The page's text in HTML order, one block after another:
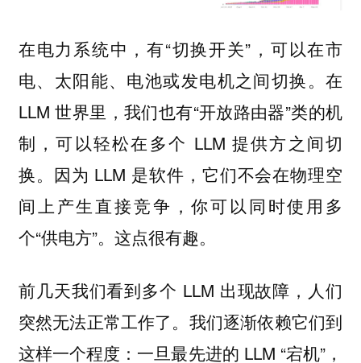
在电力系统中，有“切换开关”，可以在市
电、太阳能、电池或发电机之间切换。在
LLM 世界里，我们也有“开放路由器”类的机
制，可以轻松在多个 LLM 提供方之间切
换。因为 LLM 是软件，它们不会在物理空
间上产生直接竞争，你可以同时使用多
个“供电方”。这点很有趣。
前几天我们看到多个 LLM 出现故障，人们
突然无法正常工作了。我们逐渐依赖它们到
这样一个程度：一旦最先进的 LLM “宕机”，